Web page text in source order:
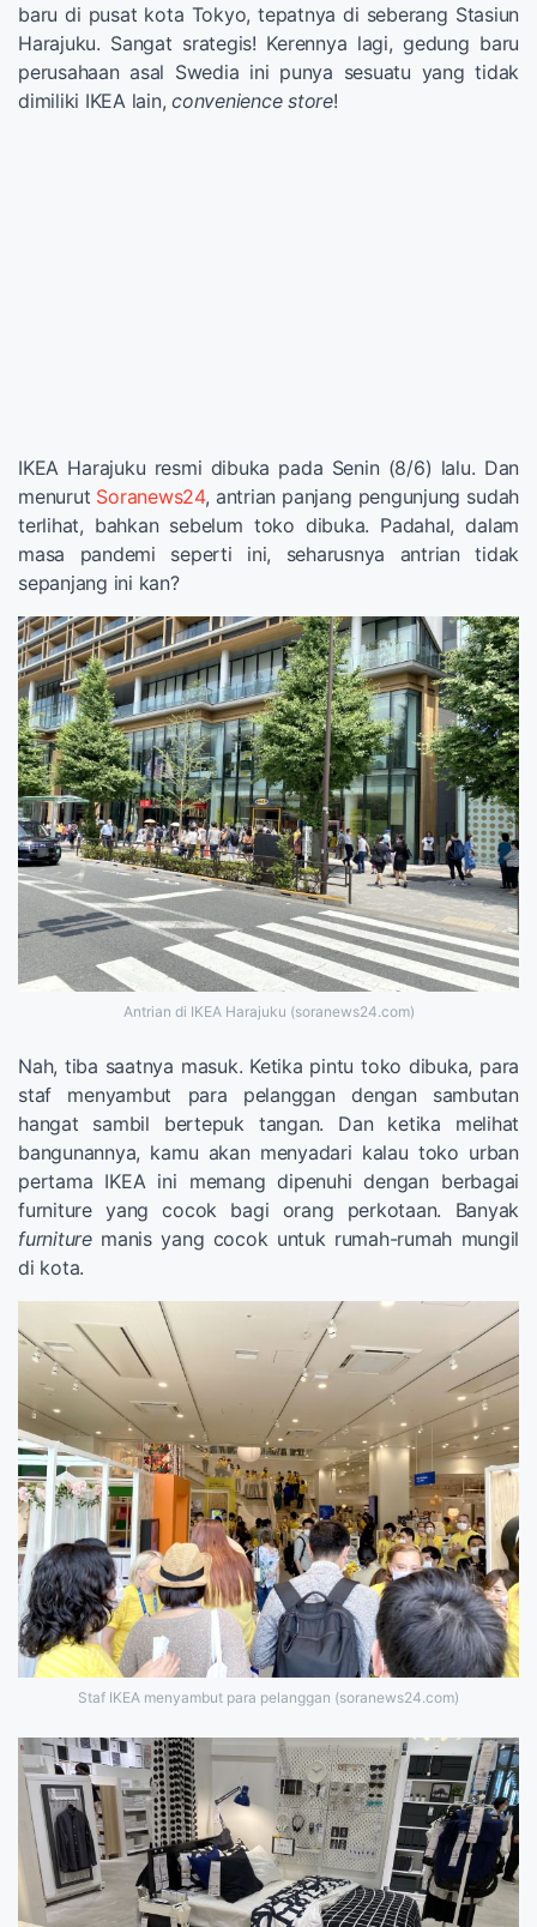
baru di pusat kota Tokyo, tepatnya di seberang Stasiun
Harajuku. Sangat srategis! Kerennya lagi, gedung baru
perusahaan asal Swedia ini punya sesuatu yang tidak
dimiliki IKEA lain, convenience store!
IKEA Harajuku resmi dibuka pada Senin (8/6) lalu. Dan
menurut Soranews24, antrian panjang pengunjung sudah
terlihat, bahkan sebelum toko dibuka. Padahal, dalam
masa pandemi seperti ini, seharusnya antrian tidak
sepanjang ini kan?
Antrian di IKEA Harajuku (soranews24.com)
Nah, tiba saatnya masuk. Ketika pintu toko dibuka, para
staf menyambut para pelanggan dengan sambutan
hangat sambil bertepuk tangan. Dan ketika melihat
bangunannya, kamu akan menyadari kalau toko urban
pertama IKEA ini memang dipenuhi dengan berbagai
furniture yang cocok bagi orang perkotaan. Banyak
furnituremanis yang cocok untuk rumah-rumah mungil
di kota.
Staf IKEA menyambut para pelanggan (soranews24.com)